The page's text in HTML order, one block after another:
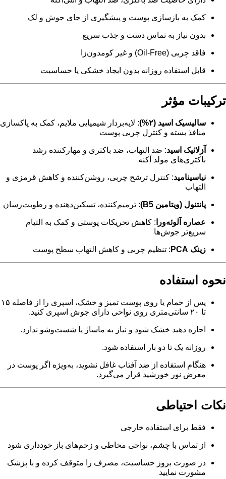
کمک به بازسازی پوست و پیشگیری از جای جوش و لک
بدون نیاز به تماس دست و جذب سریع
فاقد چربی (Oil-Free) و غیر کومدون‌زا
قابل استفاده روزانه بدون ایجاد خشکی یا حساسیت
ترکیبات مؤثر
سالیسیک اسید (۲%)
: لایه‌بردار شیمیایی ملایم، کمک به پاکسازی
منافذ بسته و کنترل چربی پوست
آزلائیک اسید: ضد التهاب، ضد باکتری و مهارکننده رشد
باکتری‌های مولد آکنه
نیاسینامید: کنترل ترشح چربی، روشن‌کننده و کاهش قرمزی و
التهاب
پانتنول (ویتامین B5) : ترمیم‌کننده، تسکین‌دهنده و رطوبت‌رسان
عصاره آلوئه‌ورا : کاهش تحریکات پوستی و کمک به التیام
سریع‌تر جوش‌ها
زینک PCA : تنظیم چربی و کاهش التهاب سطح پوست
نحوه استفاده
پس از حمام یا روی پوست تمیز و خشک، اسپری را از فاصله ۱۵
تا ۲۰ سانتی‌متری روی نواحی دارای جوش اسپری کنید.
اجازه دهید خشک شود و نیاز به ماساژ یا شست‌وشو ندارد.
روزانه یک تا دو بار استفاده شود.
هنگام استفاده از ضد آفتاب غافل نشوید، به‌ویژه اگر پوست در
معرض نور خورشید قرار می‌گیرد.
نکات احتیاطی
فقط برای استفاده خارجی
از تماس با چشم، نواحی مخاطی و زخم‌های باز خودداری شود
در صورت بروز حساسیت، مصرف را متوقف کرده و با پزشک
مشورت نمایید